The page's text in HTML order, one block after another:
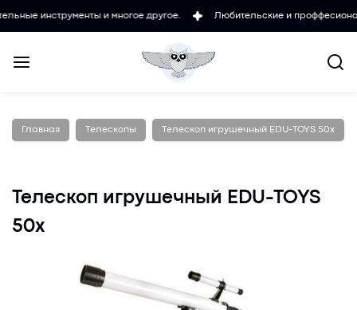
и многое другое. Любительские и проффесиональные
Главная Телескопы Телескоп игрушечный EDU-TOYS 50x
Телескоп игрушечный EDU-TOYS
50x